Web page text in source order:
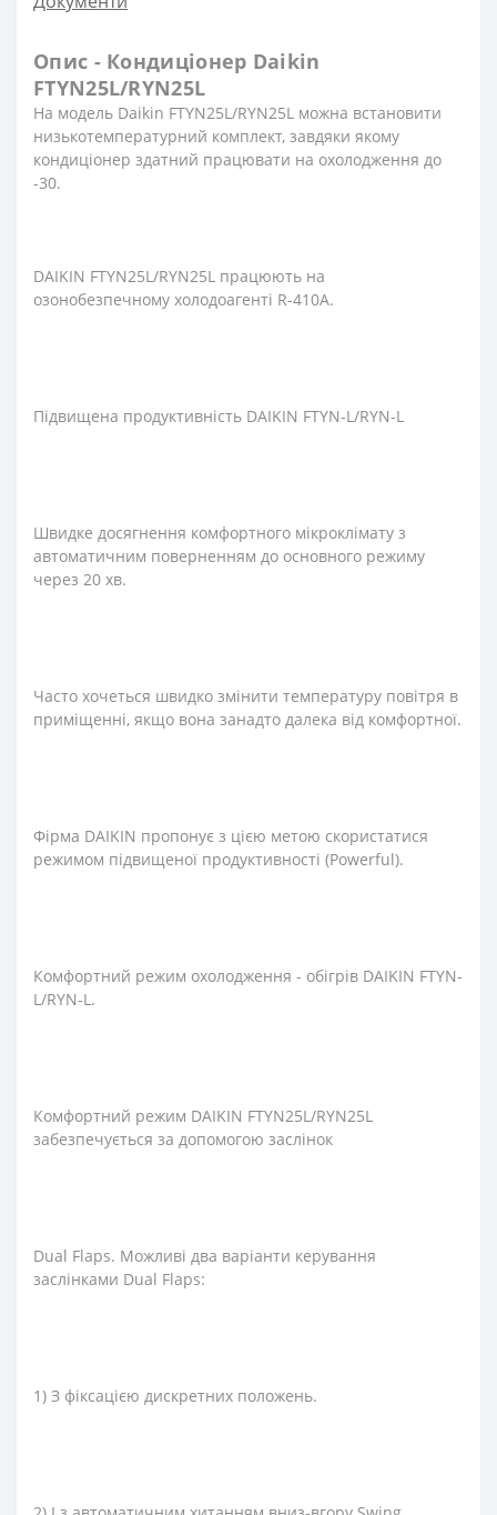
Опис - Кондиціонер Daikin
FTYN25L/RYN25L
На модель Daikin FTYN25L/RYN25L можна встановити
низькотемпературний комплект, завдяки якому
кондиціонер здатний працювати на охолодження до
-30.
DAIKIN FTYN25L/RYN25L працюють на
озонобезпечному холодоагенті R-410A.
Підвищена продуктивність DAIKIN FTYN-L/RYN-L
Швидке досягнення комфортного мікроклімату з
автоматичним поверненням до основного режиму
через 20 хв.
Часто хочеться швидко змінити температуру повітря в
приміщенні, якщо вона занадто далека від комфортної.
Фірма DAIKIN пропонує з цією метою скористатися
режимом підвищеної продуктивності (Powerful).
Комфортний режим охолодження - обігрів DAIKIN FTYN-
L/RYN-L.
Комфортний режим DAIKIN FTYN25L/RYN25L
забезпечується за допомогою заслінок
Dual Flaps. Можливі два варіанти керування
заслінками Dual Flaps:
1) З фіксацією дискретних положень.